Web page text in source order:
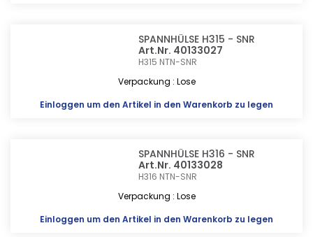
SPANNHÜLSE H315 - SNR
Art.Nr. 40133027
H315 NTN-SNR
Verpackung : Lose
Einloggen um den Artikel in den Warenkorb zu legen
SPANNHÜLSE H316 - SNR
Art.Nr. 40133028
H316 NTN-SNR
Verpackung : Lose
Einloggen um den Artikel in den Warenkorb zu legen